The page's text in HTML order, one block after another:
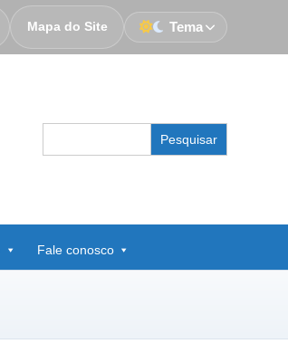
Mapa do Site Tema
for:
Fale conosco